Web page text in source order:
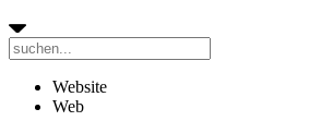
Website
Web